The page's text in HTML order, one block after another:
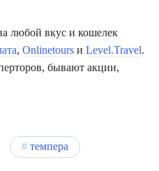
любой вкус и кошелек
, Onlinetours и Level.Travel.
бывают акции,
темпера